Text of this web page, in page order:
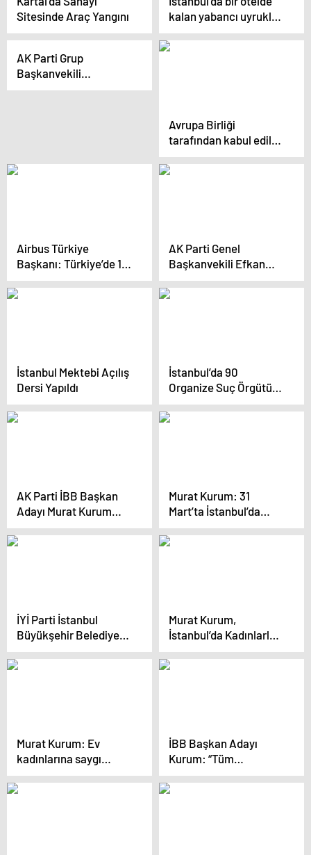
Sitesinde Araç Yangını
kalan yabancı uyruklu
şahıs, komşuların gözü
önünde kendini tatmin
AK Parti Grup
Başkanvekili
Muhammet Emin
Avrupa Birliği
tarafından kabul edilen
‘Sport4All’ projesiyle
ilgili bilgilendirme
Airbus Türkiye
Başkanı: Türkiye’de 17
farklı tedarikçimiz
bulunuyor
AK Parti Genel
Başkanvekili Efkan
Ala: Yeniden Refah
Partisi CHP’nin
İstanbul Mektebi Açılış
Dersi Yapıldı
İstanbul’da 90
Organize Suç Örgütü
Çökertildi
AK Parti İBB Başkan
Adayı Murat Kurum
Şile’de Vatandaşlarla
Buluştu
Murat Kurum: 31
Mart’ta İstanbul’da
kadınlar hesap
soracak
İYİ Parti İstanbul
Büyükşehir Belediye
Başkan Adayı Buğra
Kavuncu, CHP’ye
Murat Kurum,
İstanbul’da Kadınlarla
Buluştu
Murat Kurum: Ev
kadınlarına saygı
göstermeyen CHP’li
adaya gereken cevabı
İBB Başkan Adayı
Kurum: “Tüm
emekçilerimizin
tazminatı da teminatı